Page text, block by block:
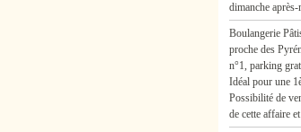
dimanche
Boulangerie
proche des
n°1, parking
Idéal pour une
Possibilité de
de cette affaire